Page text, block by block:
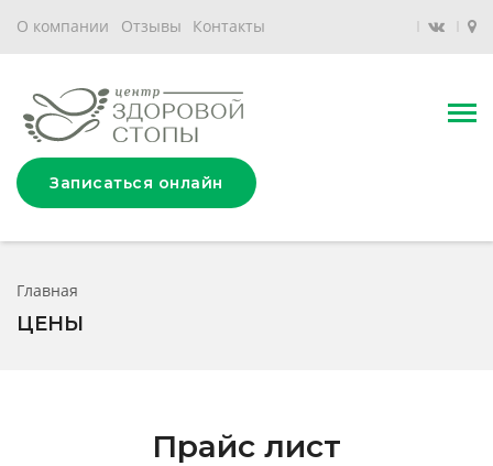
О компании Отзывы Контакты
Записаться онлайн
Главная
ЦЕНЫ
Прайс лист